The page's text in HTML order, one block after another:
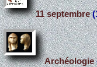
11 septembre
Archéologie